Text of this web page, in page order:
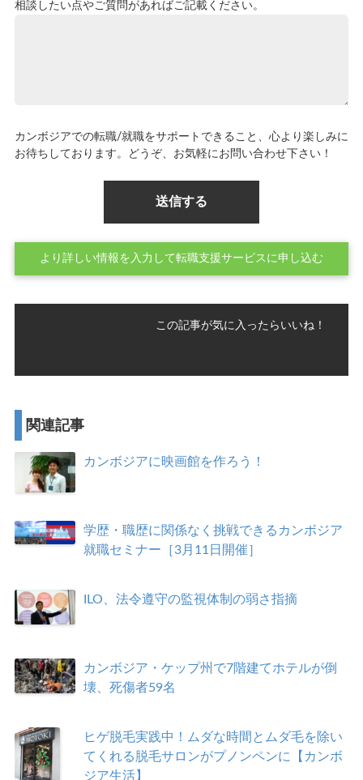
相談したい点やご質問があればご記載ください。
カンボジアでの転職/就職をサポートできること、心より楽しみに
お待ちしております。どうぞ、お気軽にお問い合わせ下さい！
より詳しい情報を入力して転職支援サービスに申し込む
この記事が気に入ったらいいね！
関連記事
カンボジアに映画館を作ろう！
学歴・職歴に関係なく挑戦できるカンボジア
就職セミナー［3月11日開催］
ILO、法令遵守の監視体制の弱さ指摘
カンボジア・ケップ州で7階建てホテルが倒
壊、死傷者59名
ヒゲ脱毛実践中！ムダな時間とムダ毛を除い
てくれる脱毛サロンがプノンペンに【カンボ
ジア生活】